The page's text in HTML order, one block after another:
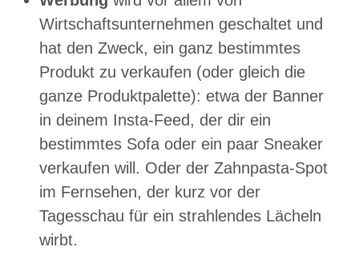
Wirtschaftsunternehmen geschaltet und
hat den Zweck, ein ganz bestimmtes
Produkt zu verkaufen (oder gleich die
ganze Produktpalette): etwa der Banner
in deinem Insta-Feed, der dir ein
bestimmtes Sofa oder ein paar Sneaker
verkaufen will. Oder der Zahnpasta-Spot
im Fernsehen, der kurz vor der
Tagesschau für ein strahlendes Lächeln
wirbt.